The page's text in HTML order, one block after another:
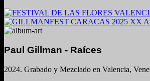
Paul Gillman - Raíces
2024. Grabado y Mezclado en Valencia,